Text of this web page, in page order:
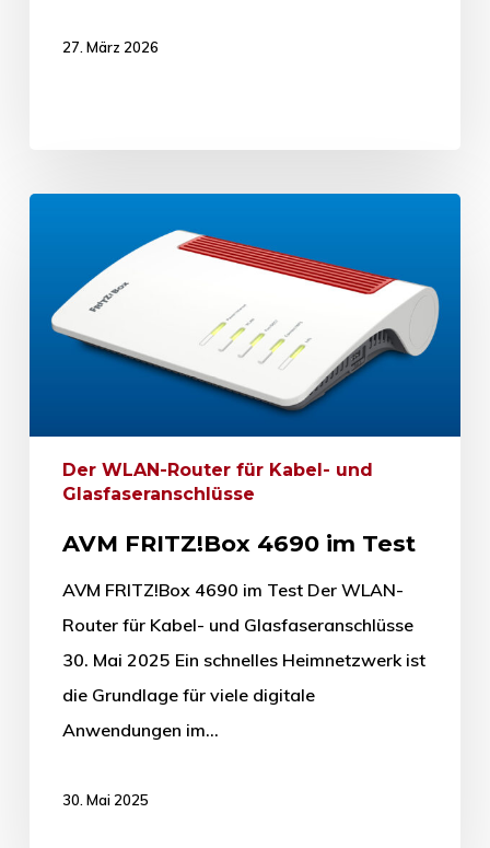
27. März 2026
Der WLAN-Router für Kabel- und
Glasfaseranschlüsse
AVM FRITZ!Box 4690 im Test
AVM FRITZ!Box 4690 im Test Der WLAN-
Router für Kabel- und Glasfaseranschlüsse
30. Mai 2025 Ein schnelles Heimnetzwerk ist
die Grundlage für viele digitale
Anwendungen im…
30. Mai 2025